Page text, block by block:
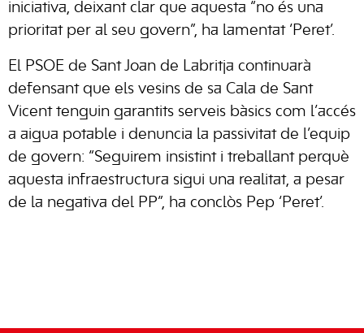
iniciativa, deixant clar que aquesta “no és una
prioritat per al seu govern”, ha lamentat ‘Peret’.
El PSOE de Sant Joan de Labritja continuarà
defensant que els vesins de sa Cala de Sant
Vicent tenguin garantits serveis bàsics com l’accés
a aigua potable i denuncia la passivitat de l’equip
de govern: “Seguirem insistint i treballant perquè
aquesta infraestructura sigui una realitat, a pesar
de la negativa del PP”, ha conclòs Pep ‘Peret’.